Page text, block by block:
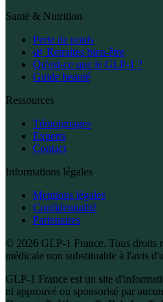
Santé & Nutrition
Perte de poids
🌿 Retraites bien-être
Qu'est-ce que le GLP-1 ?
Guide beauté
Ressources
Témoignages
Experts
Contact
Informations légales
Mentions légales
Confidentialité
Partenaires
© 2026 GLP-1 France. Tous droits
médicale non substituable à l'avis
GLP-1 France est un site
ni approuvé ou sponsorisé par